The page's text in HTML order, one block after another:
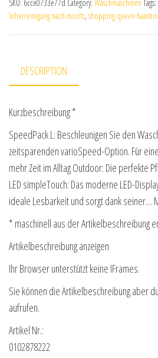
SKU: 6cce0733e77d Category: Waschmaschinen Tags:
leberreinigung nach moritz, shopping queen
DESCRIPTION
Kurzbeschreibung *
SpeedPack L: Beschleunigen Sie den
zeitsparenden varioSpeed-Option. Für
mehr Zeit im Alltag Outdoor: Die perfekte
LED simpleTouch: Das moderne LED-
ideale Lesbarkeit und sorgt dank seiner…
* maschinell aus der Artikelbeschreibung
Artikelbeschreibung anzeigen
Ihr Browser unterstützt keine IFrames.
Sie können die Artikelbeschreibung aber
aufrufen.
Artikel Nr.:
0102878222